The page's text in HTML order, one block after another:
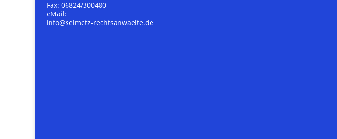
Fax: 06824/300480
eMail:
info@seimetz-rechtsanwaelte.de